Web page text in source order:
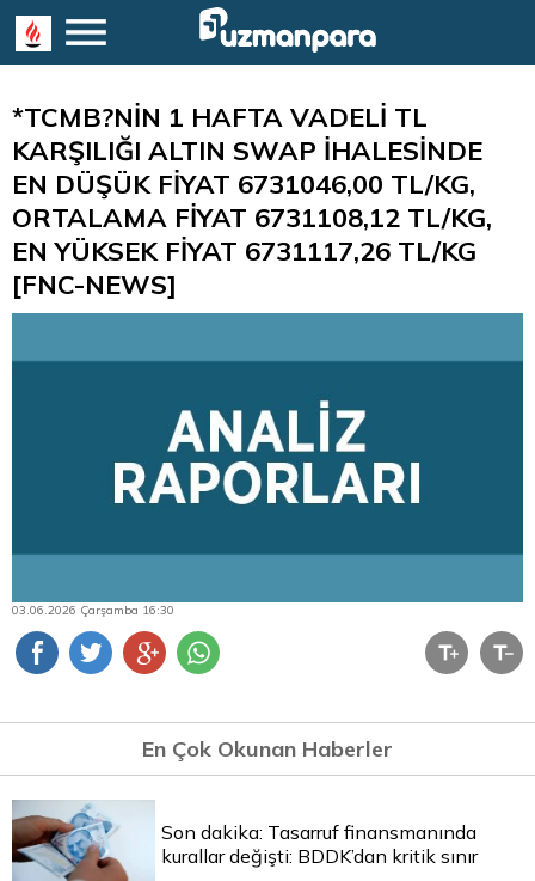
*TCMB?NİN 1 HAFTA VADELİ TL
KARŞILIĞI ALTIN SWAP İHALESİNDE
EN DÜŞÜK FİYAT 6731046,00 TL/KG,
ORTALAMA FİYAT 6731108,12 TL/KG,
EN YÜKSEK FİYAT 6731117,26 TL/KG
[FNC-NEWS]
03.06.2026 Çarşamba 16:30
En Çok Okunan Haberler
Son dakika: Tasarruf finansmanında
kurallar değişti: BDDK’dan kritik sınır